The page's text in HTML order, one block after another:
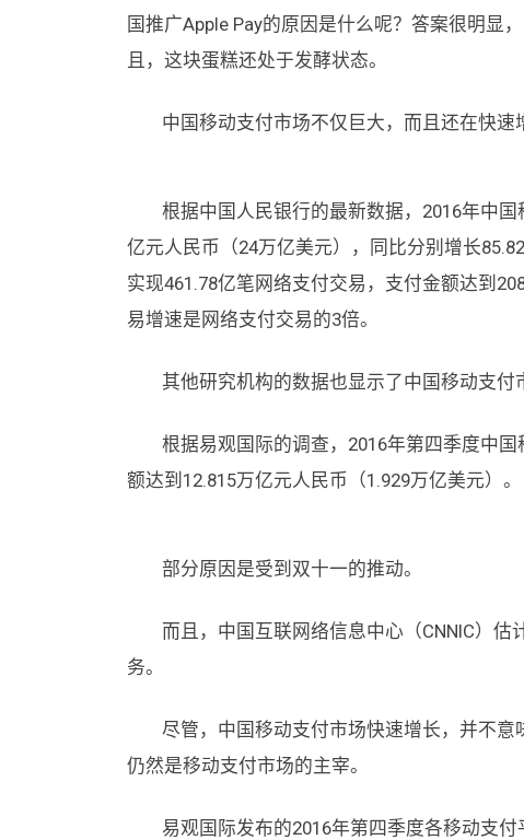
国推广Apple Pay的原因是什么呢？答案很明显
且，这块蛋糕还处于发酵状态。
中国移动支付市场不仅巨大，而且还在快速
根据中国人民银行的最新数据，2016年中国
亿元人民币（24万亿美元），同比分别增长
实现461.78亿笔网络支付交易，支付金额达到
易增速是网络支付交易的3倍。
其他研究机构的数据也显示了中国移动支付
根据易观国际的调查，2016年第四季度中国
额达到12.815万亿元人民币（1.929万亿美元）。
部分原因是受到双十一的推动。
而且，中国互联网络信息中心（CNNIC）估
务。
尽管，中国移动支付市场快速增长，并不意
仍然是移动支付市场的主宰。
易观国际发布的2016年第四季度各移动支付